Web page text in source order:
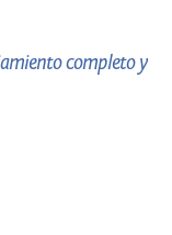
completo y